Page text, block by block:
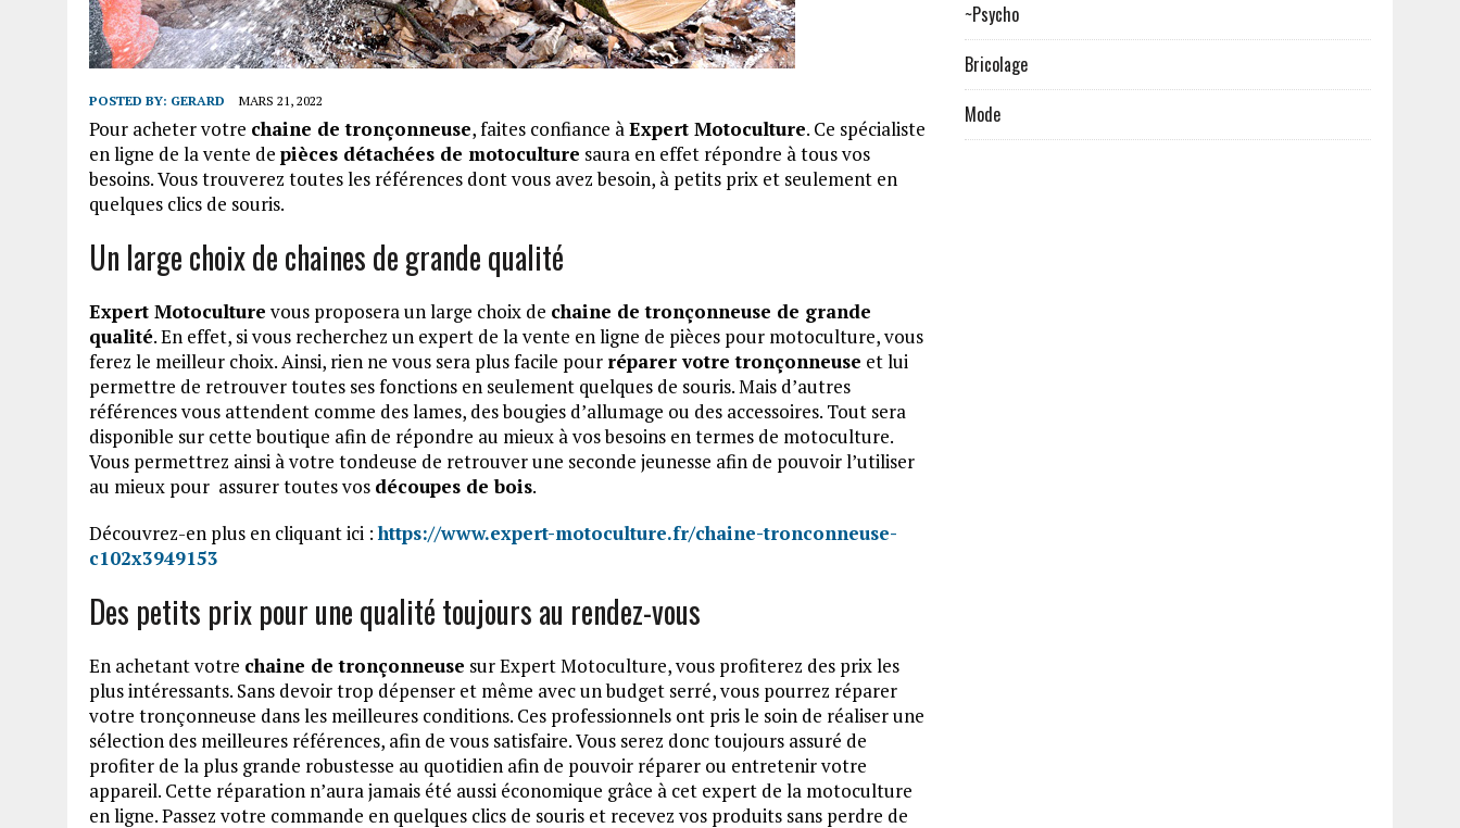
POSTED BY: GERARD MARS 21, 2022
Pour acheter votre chaine de tronçonneuse, faites confiance àExpert Motoculture. Ce spécialiste
en ligne de la vente de pièces détachées de motoculture saura en effet répondre à tous vos
besoins. Vous trouverez toutes les références dont vous avez besoin, à petits prix et seulement en
quelques clics de souris.
Un large choix de chaines de grande qualité
Expert Motoculture vous proposera un large choix de chaine de tronçonneuse de grande
qualité. En effet, si vous recherchez un expert de la vente en ligne de pièces pour motoculture, vous
ferez le meilleur choix. Ainsi, rien ne vous sera plus facile pour réparer votre tronçonneuse et lui
permettre de retrouver toutes ses fonctions en seulement quelques de souris. Mais d’autres
références vous attendent comme des lames, des bougies d’allumage ou des accessoires. Tout sera
disponible sur cette boutique afin de répondre au mieux à vos besoins en termes de motoculture.
Vous permettrez ainsi à votre tondeuse de retrouver une seconde jeunesse afin de pouvoir l’utiliser
au mieux pour assurer toutes vos découpes de bois.
Découvrez-en plus en cliquant ici :https://www.expert-motoculture.fr/chaine-tronconneuse-
c102x3949153
Des petits prix pour une qualité toujours au rendez-vous
En achetant votre chaine de tronçonneuse sur Expert Motoculture, vous profiterez des prix les
plus intéressants. Sans devoir trop dépenser et même avec un budget serré, vous pourrez réparer
votre tronçonneuse dans les meilleures conditions. Ces professionnels ont pris le soin de réaliser une
sélection des meilleures références, afin de vous satisfaire. Vous serez donc toujours assuré de
profiter de la plus grande robustesse au quotidien afin de pouvoir réparer ou entretenir votre
appareil. Cette réparation n’aura jamais été aussi économique grâce à cet expert de la motoculture
en ligne. Passez votre commande en quelques clics de souris et recevez vos produits sans perdre de
~Psycho
Bricolage
Mode